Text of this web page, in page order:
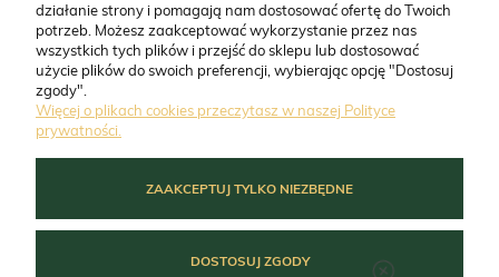
O FIRMIE
działanie strony i pomagają nam dostosować ofertę do Twoich
potrzeb. Możesz zaakceptować wykorzystanie przez nas
wszystkich tych plików i przejść do sklepu lub dostosować
użycie plików do swoich preferencji, wybierając opcję "Dostosuj
zgody".
Więcej o plikach cookies przeczytasz w naszej Polityce
prywatności.
ZAAKCEPTUJ TYLKO NIEZBĘDNE
DOSTOSUJ ZGODY